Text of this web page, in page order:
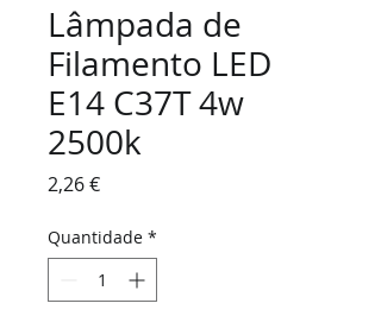
Lâmpada de
Filamento LED
E14 C37T 4w
2500k
2,26 €Preço
Quantidade *